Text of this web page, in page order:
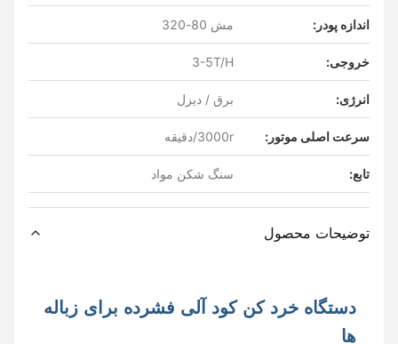
اندازه پودر:
خروجی: 3-5T/H
انرژی: برق / دیزل
سرعت اصلی موتور: 3000r/دقیقه
سنگ شکن مواد
توضیحات محصول
دستگاه خرد کن کود آلی فشرده برای زباله